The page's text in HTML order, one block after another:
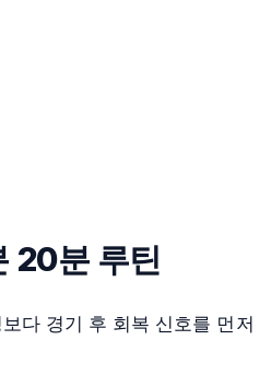
20분 루틴
다 경기 후 회복 신호를 먼저